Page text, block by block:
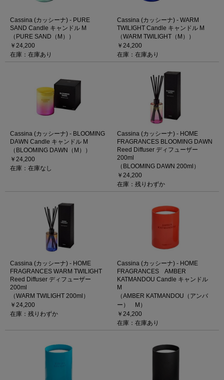
Cassina (カッシーナ) - PURE
SAND Candle キャンドル M
（PURE SAND（M））
￥24,200
在庫：在庫あり
Cassina (カッシーナ) - WARM
TWILIGHT Candle キャンドル M
（WARM TWILIGHT（M））
￥24,200
在庫：在庫あり
Cassina (カッシーナ) - BLOOMING
DAWN Candle キャンドル M
（BLOOMING DAWN（M））
￥24,200
在庫：在庫なし
Cassina (カッシーナ) - HOME
FRAGRANCES BLOOMING DAWN
Reed Diffuser ディフューザー
200ml
（BLOOMING DAWN 200ml）
￥24,200
在庫：残りわずか
Cassina (カッシーナ) - HOME
FRAGRANCES WARM TWILIGHT
Reed Diffuser ディフューザー
200ml
（WARM TWILIGHT 200ml）
￥24,200
在庫：残りわずか
Cassina (カッシーナ) - HOME
FRAGRANCES AMBER
KATMANDOU Candle キャンドル
M
（AMBER KATMANDOU（アンバ
ー） M）
￥24,200
在庫：在庫あり